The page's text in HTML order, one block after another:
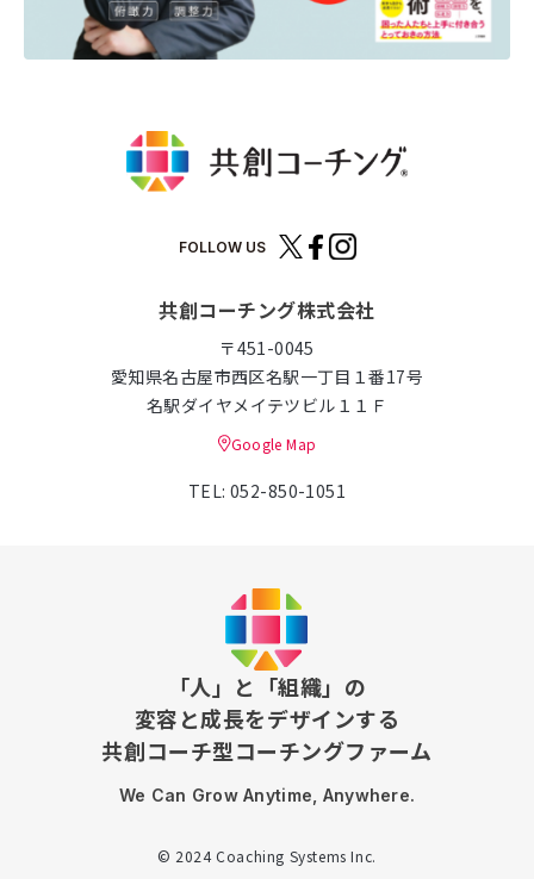
FOLLOW US
共創コーチング株式会社
〒451-0045
愛知県名古屋市西区名駅一丁目１番17号
名駅ダイヤメイテツビル１１Ｆ
Google Map
TEL: 052-850-1051
「人」と「組織」の
変容と成長をデザインする
共創コーチ型コーチングファーム
We Can Grow Anytime, Anywhere.
© 2024 Coaching Systems Inc.